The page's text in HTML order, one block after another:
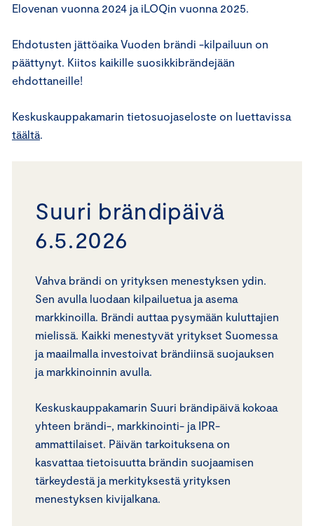
Elovenan vuonna 2024 ja iLOQin vuonna 2025.
Ehdotusten jättöaika Vuoden brändi -kilpailuun on
päättynyt. Kiitos kaikille suosikkibrändejään
ehdottaneille!
Keskuskauppakamarin tietosuojaseloste on luettavissa
täältä
Suuri brändipäivä
6.5.2026
Vahva brändi on yrityksen menestyksen ydin.
Sen avulla luodaan kilpailuetua ja asema
markkinoilla. Brändi auttaa pysymään kuluttajien
mielissä. Kaikki menestyvät yritykset Suomessa
ja maailmalla investoivat brändiinsä suojauksen
ja markkinoinnin avulla.
Keskuskauppakamarin Suuri brändipäivä kokoaa
yhteen brändi-, markkinointi- ja IPR-
ammattilaiset. Päivän tarkoituksena on
kasvattaa tietoisuutta brändin suojaamisen
tärkeydestä ja merkityksestä yrityksen
menestyksen kivijalkana.